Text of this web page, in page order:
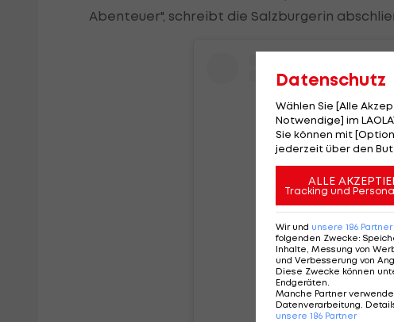
Abenteuer", schreibt die Salzburgerin
Sieh dir diesen
Datenschutz
Wählen Sie [Alle
Notwendige] im
Sie können mit
jederzeit über den
ALLE
Tracking und
Wir und unsere 186 Partner
folgenden Zwecke:
Inhalte, Messung von
und Verbesserung von
Diese Zwecke können
Endgeräten
Manche Partner
Datenverarbeitung.
unsere 186 Partner